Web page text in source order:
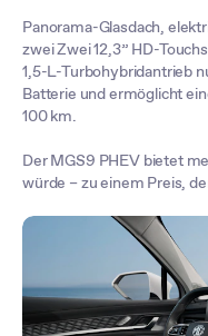
Panorama-Glasdach,
zwei Zwei 12,3” HD-
1,5-L-Turbohybridantrieb
Batterie und ermöglicht
100 km.
Der MGS9 PHEV bietet
würde – zu einem Preis,